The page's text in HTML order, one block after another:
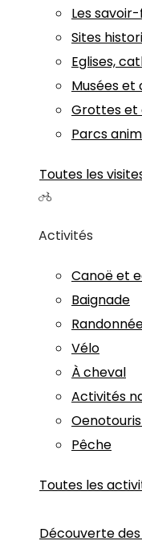
Les
Sites
Eglises,
Musées
Grottes et
Parcs
Toutes les
Activités
Canoë et
Baignade
Vélo
À cheval
Activités
Pêche
Toutes les
Découverte